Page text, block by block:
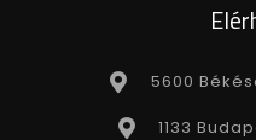
5600
1133